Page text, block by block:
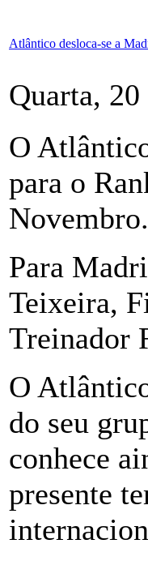
Atlântico desloca-se a
Quarta,
O
para o
Novembro.
Para
Teixeira,
Treinador
O
do seu
conhece
presente